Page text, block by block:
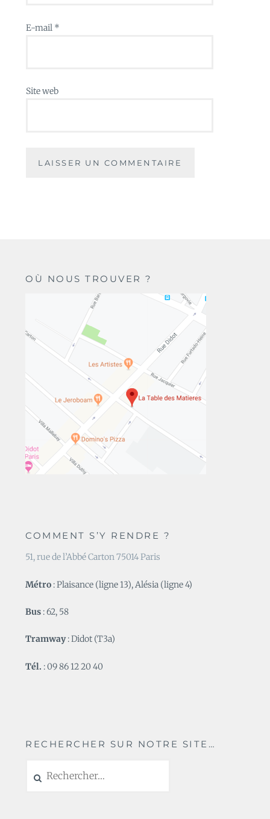
E-mail *
Site web
OÙ NOUS TROUVER ?
COMMENT S’Y RENDRE ?
51, rue de l’Abbé Carton 75014 Paris
Métro : Plaisance (ligne 13), Alésia (ligne 4)
Bus : 62, 58
Tramway: Didot (T3a)
Tél. : 09 86 12 20 40
RECHERCHER SUR NOTRE SITE…